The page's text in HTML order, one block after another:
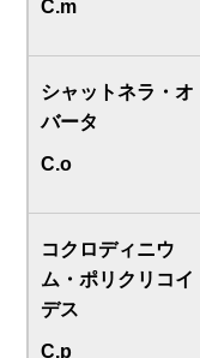
C.m
シャットネラ・オ
バータ
C.o
コクロディニウ
ム・ポリクリコイ
デス
C.p